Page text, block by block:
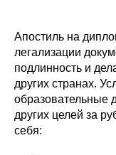
Апостиль на
легализации
подлинность и
других странах.
образовательные
других целей за
себя: